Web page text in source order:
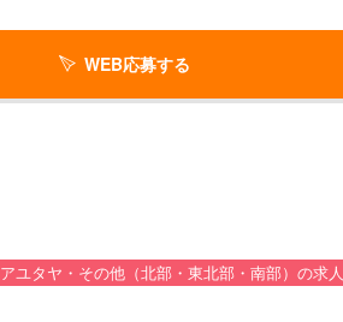
WEB応募する
アユタヤ・その他（北部・東北部・南部）の求人